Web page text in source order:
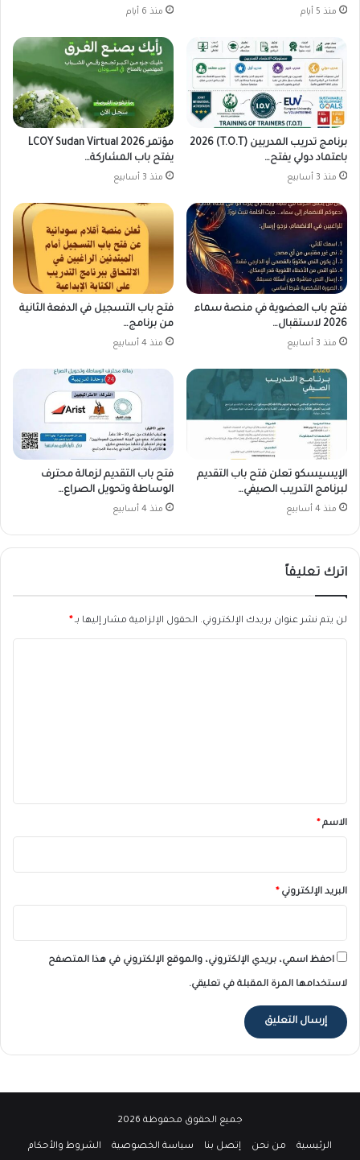
منذ 5 أيام منذ 6 أيام
برنامج تدريب المدربين (T.O.T) 2026
باعتماد دولي يفتح…
منذ 3 أسابيع
مؤتمر LCOY Sudan Virtual 2026
يفتح باب المشاركة…
منذ 3 أسابيع
فتح باب العضوية في منصة سماء
2026 لاستقبال…
منذ 3 أسابيع
فتح باب التسجيل في الدفعة الثانية
من برنامج…
منذ 4 أسابيع
الإيسيسكو تعلن فتح باب التقديم
لبرنامج التدريب الصيفي…
منذ 4 أسابيع
فتح باب التقديم لزمالة محترف
الوساطة وتحويل الصراع…
منذ 4 أسابيع
اترك تعليقاً
لن يتم نشر عنوان بريدك الإلكتروني. الحقول الإلزامية مشار إليها بـ*
*الاسم*
البريد الإلكتروني*
احفظ اسمي، بريدي الإلكتروني، والموقع الإلكتروني في هذا المتصفح
لاستخدامها المرة المقبلة في تعليقي.
جميع الحقوق محفوظة 2026
الرئيسية من نحن إتصل بنا سياسة الخصوصية الشروط والأحكام